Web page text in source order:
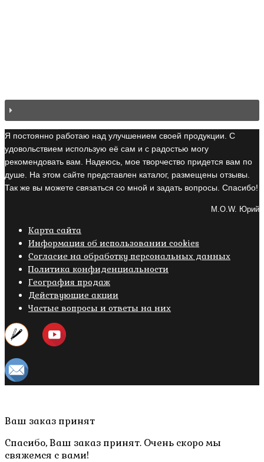
Я постоянно работаю над улучшением своей продукции. С
удовольствием использую её сам и с радостью могу
рекомендовать вам. Надеюсь, мое творчество придется вам по
душе. На этом сайте представлен каталог, размещены отзывы.
Так же вы можете связаться со мной и задать вопросы. Спасибо!
M.O.W. Юрий
Карта сайта
Информация об использовании cookies
Cогласие на обработку персональных данных
Политика конфиденциальности
География продаж
Действующие акции
Частые вопросы и ответы на них
Пролистать
Ваш заказ принят
Спасибо, Ваш заказ принят. Очень скоро мы
свяжемся с вами!